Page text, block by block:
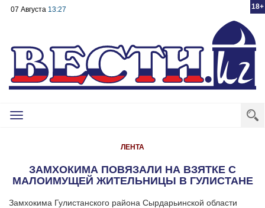
18+
07 Августа 13:27
Toggle
ЛЕНТА
ЗАМХОКИМА ПОВЯЗАЛИ НА ВЗЯТКЕ С
МАЛОИМУЩЕЙ ЖИТЕЛЬНИЦЫ В ГУЛИСТАНЕ
Замхокима Гулистанского района Сырдарьинской области